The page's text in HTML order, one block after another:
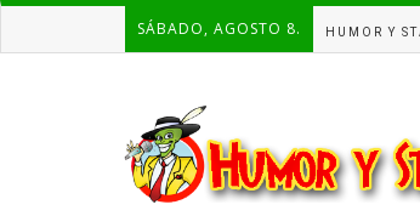
SÁBADO, AGOSTO 8. HUMOR Y